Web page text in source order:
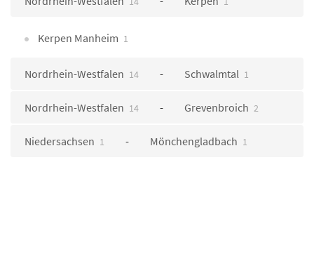
Kerpen Manheim 1
Nordrhein-Westfalen 14 Schwalmtal 1
Nordrhein-Westfalen 14 Grevenbroich 2
Niedersachsen 1 Mönchengladbach 1